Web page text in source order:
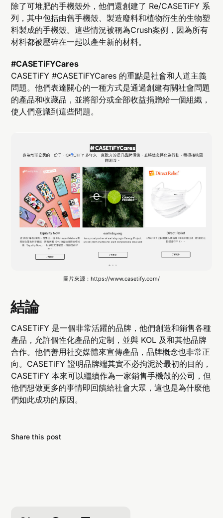
除了可堆肥的手機殼外，他們還創建了 Re/CASETiFY 系
列，其中包括由舊手機殼、製造廢料和植物衍生的生物塑
料製成的手機殼。這些情況被稱為Crush案例，因為所有
材料都被壓碎在一起以產生新的材料。
#CASETiFYCares
CASETiFY #CASETiFYCares 的重點是社會和人道主義
問題。他們表達關心的一種方式是通過創建有關社會問題
的產品和收藏品，並將部分或全部收益捐贈給一個組織，
使人們意識到這些問題。
圖片來源：https://www.casetify.com/
結論
CASETiFY 是一個非常活躍的品牌，他們創造和銷售各種
產品，允許個性化產品的定制，並與 KOL 及和其他品牌
合作。他們善用社交媒體來宣傳產品，品牌概念也非常正
向。CASETiFY 證明品牌端其實不必拘泥於最初的目的，
CASETiFY 本來可以繼續作為一家銷售手機殼的公司，但
他們想做更多的事情即回饋給社會大眾，這也是為什麼他
們如此成功的原因。
Share this post